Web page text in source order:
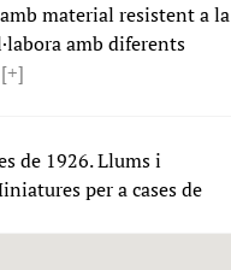
material resistent a la
amb diferents
[+]
de 1926. Llums i
per a cases de